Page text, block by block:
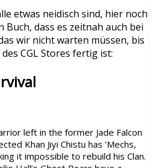
etwas neidisch sind, hier noch
dass es zeitnah auch bei
wir nicht warten müssen, bis
CGL Stores fertig ist:
left in the former Jade Falcon
Khan Jiyi Chistu has ’Mechs,
it impossible to rebuild his Clan.